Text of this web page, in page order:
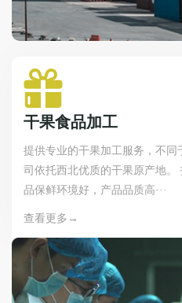
干果食品加工
提供专业的干果加工服务，不
司依托西北优质的干果原产地
品保鲜环境好，产品品质高···
查看更多→